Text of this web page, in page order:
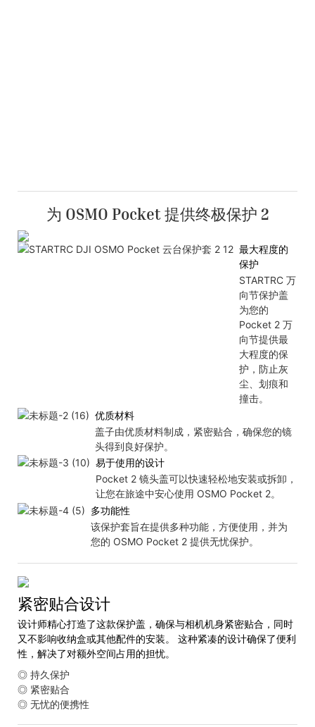
为 OSMO Pocket 提供终极保护 2
最大程度的
保护
STARTRC 万
向节保护盖
为您的
Pocket 2 万
向节提供最
大程度的保
护，防止灰
尘、划痕和
撞击。
优质材料
盖子由优质材料制成，紧密贴合，确保您的镜
头得到良好保护。
易于使用的设计
Pocket 2 镜头盖可以快速轻松地安装或拆卸，
让您在旅途中安心使用 OSMO Pocket 2。
多功能性
该保护套旨在提供多种功能，方便使用，并为
您的 OSMO Pocket 2 提供无忧保护。
紧密贴合设计
设计师精心打造了这款保护盖，确保与相机机身紧密贴合，同时
又不影响收纳盒或其他配件的安装。 这种紧凑的设计确保了便利
性，解决了对额外空间占用的担忧。
◎ 持久保护
◎ 紧密贴合
◎ 无忧的便携性